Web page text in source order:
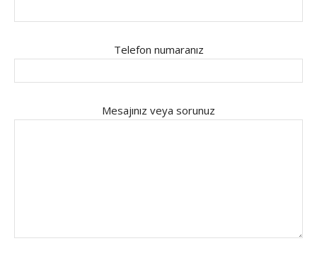
Telefon numaranız
Mesajınız veya sorunuz